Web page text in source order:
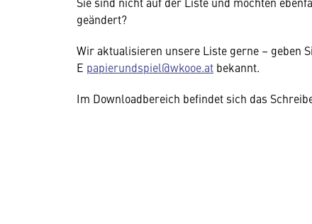
geändert?
Wir aktualisieren unsere Liste gerne – geben
E papierundspiel@wkooe.at bekannt.
Im Downloadbereich befindet sich das